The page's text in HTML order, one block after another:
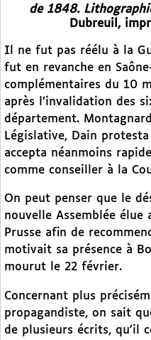
de 1848.
Dubreuil,
Il ne fut pas réélu à la
fut en revanche en
complémentaires du 10
après l’invalidation des
département.
Législative, Dain
accepta néanmoins
comme conseiller à la
On peut penser que le
nouvelle Assemblée
Prusse afin de
motivait sa présence à
mourut le 22 février.
Concernant plus
propagandiste, on sait
de plusieurs écrits, qu’il